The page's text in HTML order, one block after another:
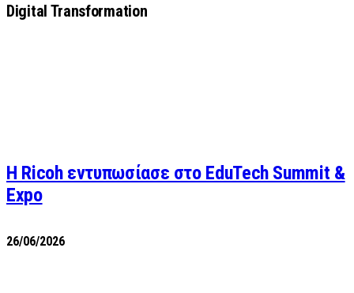
Digital Transformation
Η Ricoh εντυπωσίασε στο EduTech Summit &
Expo
26/06/2026